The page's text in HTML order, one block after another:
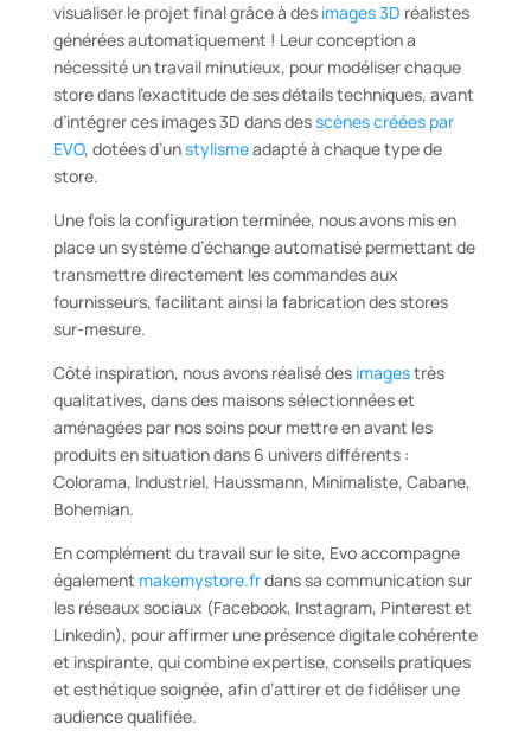
visualiser le projet final grâce à des images 3D réalistes
générées automatiquement ! Leur conception a
nécessité un travail minutieux, pour modéliser chaque
store dans l’exactitude de ses détails techniques, avant
d’intégrer ces images 3D dans desscènes créées par
EVO, dotées d’unstylismeadapté à chaque type de
store.
Une fois la configuration terminée, nous avons mis en
place un système d’échange automatisé permettant de
transmettre directement les commandes aux
fournisseurs, facilitant ainsi la fabrication des stores
sur-mesure.
Côté inspiration, nous avons réalisé des imagestrès
qualitatives, dans des maisons sélectionnées et
aménagées par nos soins pour mettre en avant les
produits en situation dans 6 univers différents :
Colorama, Industriel, Haussmann, Minimaliste, Cabane,
Bohemian.
En complément du travail sur le site, Evo accompagne
également makemystore.frdans sa communication sur
les réseaux sociaux (Facebook, Instagram, Pinterest et
Linkedin), pour affirmer une présence digitale cohérente
et inspirante, qui combine expertise, conseils pratiques
et esthétique soignée, afin d’attirer et de fidéliser une
audience qualifiée.